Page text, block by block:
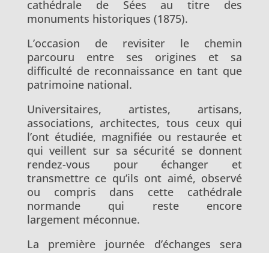
cathédrale de Sées au titre des
monuments historiques (1875).
L’occasion de revisiter le chemin
parcouru entre ses origines et sa
difficulté de reconnaissance en tant que
patrimoine national.
Universitaires, artistes, artisans,
associations, architectes, tous ceux qui
l’ont étudiée, magnifiée ou restaurée et
qui veillent sur sa sécurité se donnent
rendez-vous pour échanger et
transmettre ce qu’ils ont aimé, observé
ou compris dans cette cathédrale
normande qui reste encore
largement méconnue.
La première journée d’échanges sera